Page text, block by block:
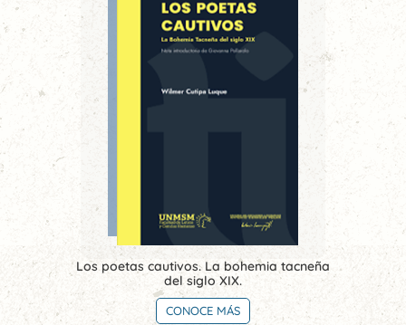
Los poetas cautivos. La bohemia tacneña
del siglo XIX.
CONOCE MÁS